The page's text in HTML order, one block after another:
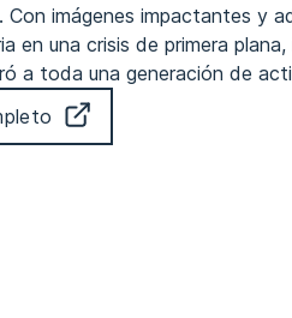
Con imágenes impactantes y
en una crisis de primera
a toda una generación de